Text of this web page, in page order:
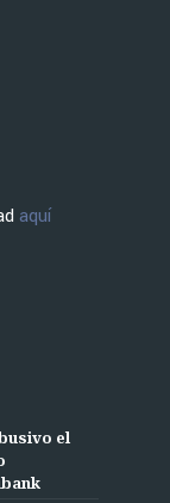
aquí
el